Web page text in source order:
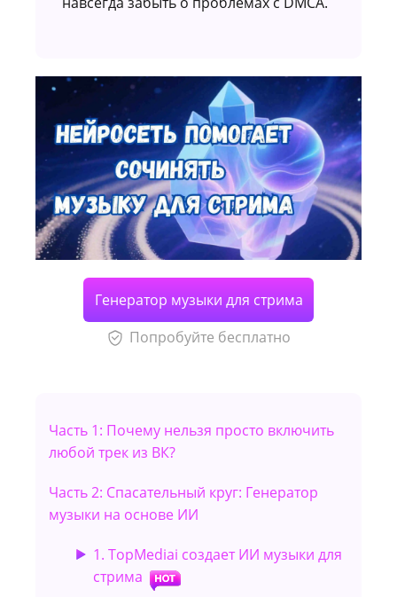
Генератор музыки для стрима
Попробуйте бесплатно
Часть 1: Почему нельзя просто включить
любой трек из ВК?
Часть 2: Спасательный круг: Генератор
музыки на основе ИИ
1. TopMediai создает ИИ музыки для
стрима